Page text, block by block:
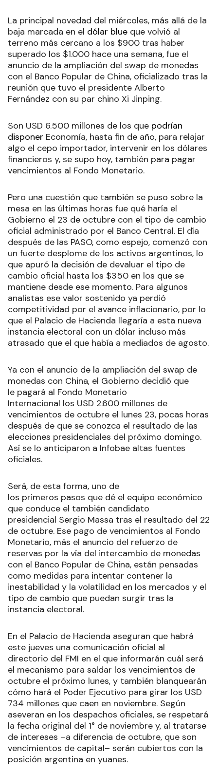
La principal novedad del miércoles, más allá de la
baja marcada en el dólar blue que volvió al
terreno más cercano a los $900 tras haber
superado los $1.000 hace una semana, fue el
anuncio de la ampliación del swap de monedas
con el Banco Popular de China, oficializado tras la
reunión que tuvo el presidente Alberto
Fernández con su par chino Xi Jinping.
Son USD 6.500 millones de los que podrían
disponer Economía, hasta fin de año, para relajar
algo el cepo importador, intervenir en los dólares
financieros y, se supo hoy, también para pagar
vencimientos al Fondo Monetario.
Pero una cuestión que también se puso sobre la
mesa en las últimas horas fue qué haría el
Gobierno el 23 de octubre con el tipo de cambio
oficial administrado por el Banco Central. El día
después de las PASO, como espejo, comenzó con
un fuerte desplome de los activos argentinos, lo
que apuró la decisión de devaluar el tipo de
cambio oficial hasta los $350 en los que se
mantiene desde ese momento. Para algunos
analistas ese valor sostenido ya perdió
competitividad por el avance inflacionario, por lo
que el Palacio de Hacienda llegaría a esta nueva
instancia electoral con un dólar incluso más
atrasado que el que había a mediados de agosto.
Ya con el anuncio de la ampliación del swap de
monedas con China, el Gobierno decidió que
le pagará al Fondo Monetario
Internacional los USD 2.600 millones de
vencimientos de octubre el lunes 23, pocas horas
después de que se conozca el resultado de las
elecciones presidenciales del próximo domingo.
Así se lo anticiparon a Infobae altas fuentes
oficiales.
Será, de esta forma, uno de
los primeros pasos que dé el equipo económico
que conduce el también candidato
presidencial Sergio Massa tras el resultado del 22
de octubre. Ese pago de vencimientos al Fondo
Monetario, más el anuncio del refuerzo de
reservas por la vía del intercambio de monedas
con el Banco Popular de China, están pensadas
como medidas para intentar contener la
inestabilidad y la volatilidad en los mercados y el
tipo de cambio que puedan surgir tras la
instancia electoral.
En el Palacio de Hacienda aseguran que habrá
este jueves una comunicación oficial al
directorio del FMI en el que informarán cuál será
el mecanismo para saldar los vencimientos de
octubre el próximo lunes, y también blanquearán
cómo hará el Poder Ejecutivo para girar los USD
734 millones que caen en noviembre. Según
aseveran en los despachos oficiales, se respetará
la fecha original del 1° de noviembre y, al tratarse
de intereses –a diferencia de octubre, que son
vencimientos de capital– serán cubiertos con la
posición argentina en yuanes.